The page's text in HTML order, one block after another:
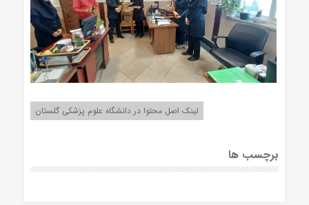
لینک اصل محتوا در دانشگاه علوم پزشکی گلستان
برچسب ها